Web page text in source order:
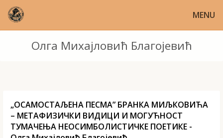
MENU
Олга Михајловић Благојевић
„ОСАМОСТАЉЕНА ПЕСМА” БРАНКА МИЉКОВИЋА
– МЕТАФИЗИЧКИ ВИДИЦИ И МОГУЋНОСТ
ТУМАЧЕЊА НЕОСИМБОЛИСТИЧКЕ ПОЕТИКЕ -